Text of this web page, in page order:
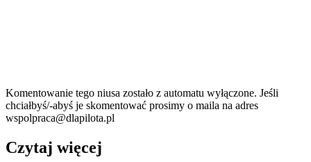
Komentowanie tego niusa zostało z automatu wyłączone. Jeśli
chciałbyś/-abyś je skomentować prosimy o maila na adres
wspolpraca@dlapilota.pl
Czytaj więcej